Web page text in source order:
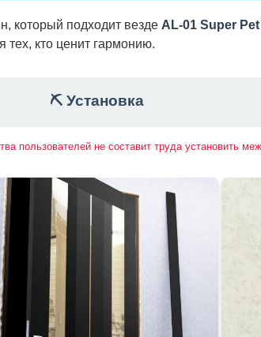
который подходит везде AL-01 Super
тех, кто ценит гармонию.
⛏️ Установка
пользователей не составит труда установить